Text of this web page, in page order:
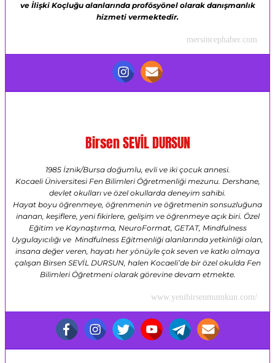
ve İlişki Koçluğu alanlarında profösyönel olarak danışmanlık
hizmeti vermektedir.
mersincephaber.com
Birsen SEVİL DURSUN
1985 İznik/Bursa doğumlu, evli ve iki çocuk annesi.
Kocaeli Üniversitesi Fen Bilimleri Öğretmenliği mezunu. Dershane,
devlet okulları ve özel okullarda deneyim sahibi.
Hayat boyu öğrenmeye, öğrenmenin ve öğretmenin sonsuzluğuna
inanan, keşiflere, yeni fikirlere, gelişim ve öğrenmeye açık biri. Özel
Eğitim ve Kaynaştırma, NeuroFormat, GETAT, Mindfulness
Uygulayıcılığı ve Mindfulness Eğitmenliği alanlarında yetkinliği olan,
insana değer veren, hayatı her yönüyle çok seven ve katkı olmaya
çalışan Birsen SEVİL DURSUN, halen Kocaeli’de bir özel okulda Fen
Bilimleri Öğretmeni olarak görevine devam etmekte.
www.yenibirsenmumkun.com/